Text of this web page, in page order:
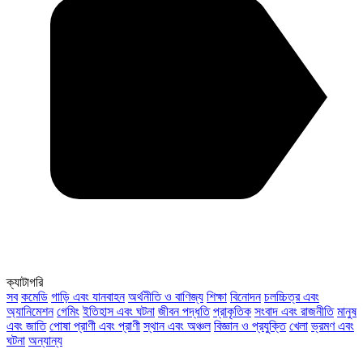
ক্যাটাগরি
সব কমেডি গাড়ি এবং যানবাহন অর্থনীতি ও বাণিজ্য শিক্ষা বিনোদন চলচ্চিত্র এবং
অ্যানিমেশন গেমিং ইতিহাস এবং ঘটনা জীবন পদ্ধতি প্রাকৃতিক সংবাদ এবং রাজনীতি মানুষ
এবং জাতি পোষা প্রাণী এবং প্রাণী স্থান এবং অঞ্চল বিজ্ঞান ও প্রযুক্তি খেলা ভ্রমণ এবং
ঘটনা অন্যান্য